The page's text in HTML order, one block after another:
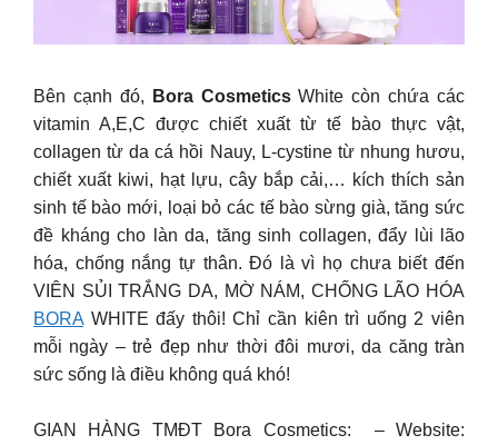
Bên cạnh đó, Bora CosmeticsWhite còn chứa các
vitamin A,E,C được chiết xuất từ tế bào thực vật,
collagen từ da cá hồi Nauy, L-cystine từ nhung hươu,
chiết xuất kiwi, hạt lựu, cây bắp cải,… kích thích sản
sinh tế bào mới, loại bỏ các tế bào sừng già, tăng sức
đề kháng cho làn da, tăng sinh collagen, đẩy lùi lão
hóa, chống nắng tự thân. Đó là vì họ chưa biết đến
VIÊN SỦI TRẮNG DA, MỜ NÁM, CHỐNG LÃO HÓA
BORA WHITE đấy thôi! Chỉ cần kiên trì uống 2 viên
mỗi ngày – trẻ đẹp như thời đôi mươi, da căng tràn
sức sống là điều không quá khó!
GIAN HÀNG TMĐT Bora Cosmetics: – Website: